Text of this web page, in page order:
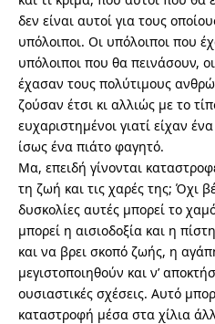
δεν είναι αυτοί για τους
υπόλοιποι. Οι υπόλοιποι που
υπόλοιποι που θα πεινάσουν,
έχασαν τους πολύτιμους
ζούσαν έτσι κι αλλιώς με το
ευχαριστημένοι γιατί είχαν
ίσως ένα πιάτο φαγητό.
Μα, επειδή γίνονται
τη ζωή και τις χαρές της; Όχι
δυσκολίες αυτές μπορεί το
μπορεί η αισιοδοξία και η
και να βρει σκοπό ζωής, η
μεγιστοποιηθούν και ν’
ουσιαστικές σχέσεις. Αυτό
καταστροφή μέσα στα χίλια